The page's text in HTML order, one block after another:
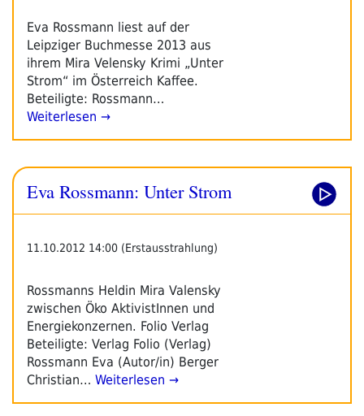
Eva Rossmann liest auf der
Leipziger Buchmesse 2013 aus
ihrem Mira Velensky Krimi „Unter
Strom“ im Österreich Kaffee.
Beteiligte: Rossmann…
Weiterlesen →
Eva Rossmann: Unter Strom
11.10.2012 14:00 (Erstausstrahlung)
Rossmanns Heldin Mira Valensky
zwischen Öko­ AktivistInnen und
Energiekonzernen. Folio Verlag
Beteiligte: Verlag Folio (Verlag)
Rossmann Eva (Autor/in) Berger
Christian… Weiterlesen →